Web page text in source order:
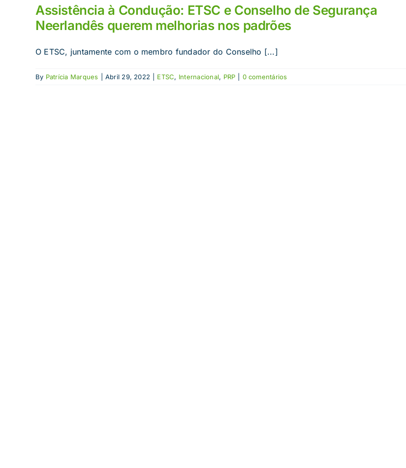
Assistência à Condução: ETSC e Conselho de Segurança
Neerlandês querem melhorias nos padrões
O ETSC, juntamente com o membro fundador do Conselho [...]
By Patrícia Marques Abril 29, 2022 ETSC, Internacional, PRP 0 comentários